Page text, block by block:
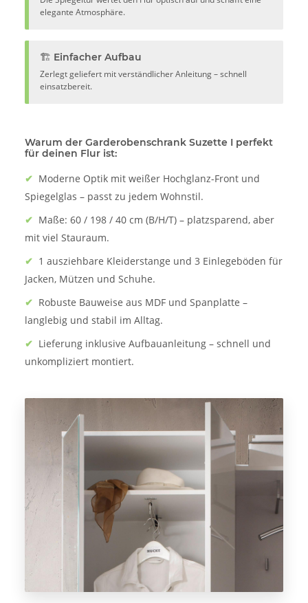
elegante Atmosphäre.
🏗️ Einfacher Aufbau
Zerlegt geliefert mit verständlicher Anleitung – schnell
einsatzbereit.
Warum der Garderobenschrank Suzette I perfekt
für deinen Flur ist:
✔ Moderne Optik mit weißer Hochglanz-Front und
Spiegelglas – passt zu jedem Wohnstil.
✔ Maße: 60 / 198 / 40 cm (B/H/T) – platzsparend, aber
mit viel Stauraum.
✔ 1 ausziehbare Kleiderstange und 3 Einlegeböden für
Jacken, Mützen und Schuhe.
✔ Robuste Bauweise aus MDF und Spanplatte –
langlebig und stabil im Alltag.
✔ Lieferung inklusive Aufbauanleitung – schnell und
unkompliziert montiert.